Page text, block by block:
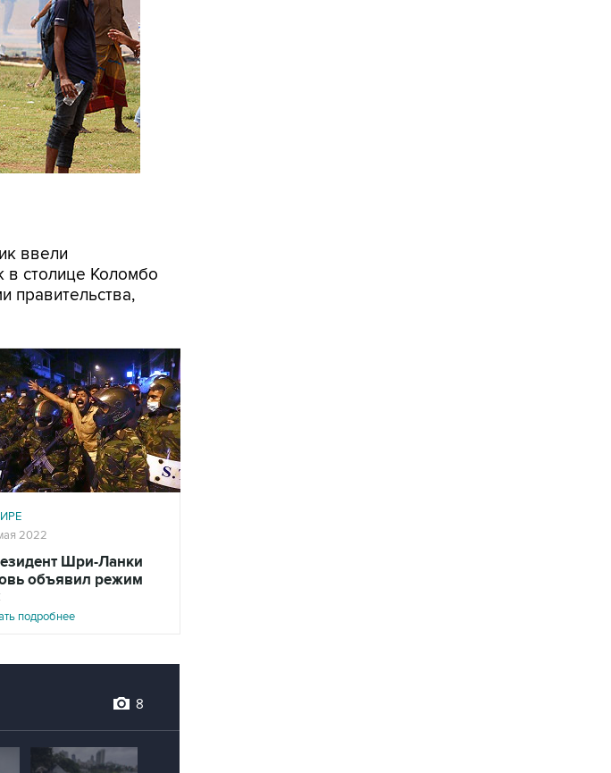
ввели
в столице Коломбо
правительства,
2022
Шри-Ланки
объявил режим
подробнее
8